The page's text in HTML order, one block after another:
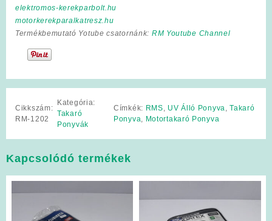
elektromos-kerekparbolt.hu
motorkerekparalkatresz.hu
Termékbemutató Yotube csatornánk: RM Youtube Channel
Cikkszám:
RM-1202
Kategória:
Takaró
Ponyvák
Címkék: RMS, UV Álló Ponyva,Takaró
Ponyva, Motortakaró Ponyva
Kapcsolódó termékek